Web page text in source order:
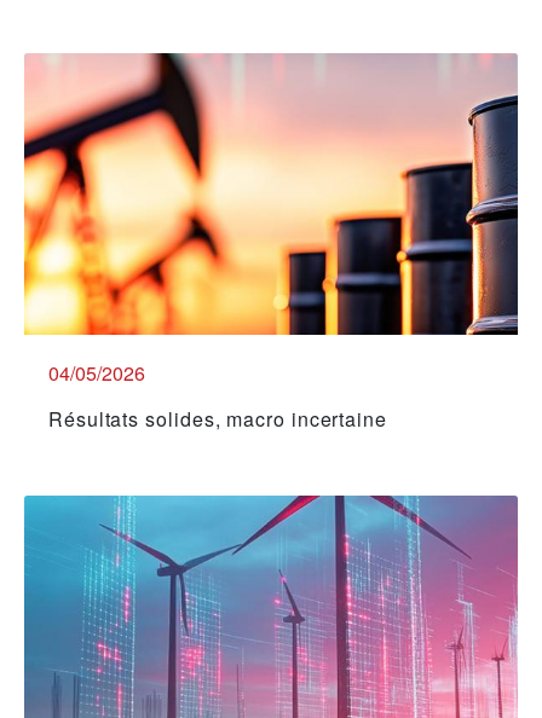
04/05/2026
Résultats solides, macro incertaine